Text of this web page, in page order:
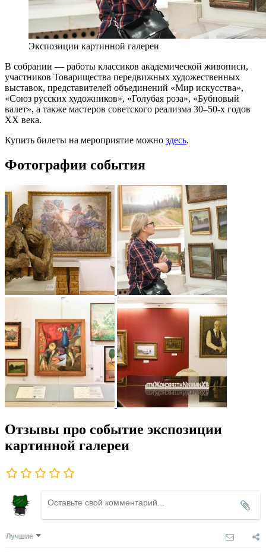
Экспозиции картинной галереи
В собрании — работы классиков академической живописи,
участников Товарищества передвижных художественных
выставок, представителей объединений «Мир искусства»,
«Союз русских художников», «Голубая роза», «Бубновый
валет», а также мастеров советского реализма 30–50-х годов
XX века.
Купить билеты на мероприятие можно здесь.
Фотографии события
Отзывы про событие экспозиции
картинной галереи
Лучшие